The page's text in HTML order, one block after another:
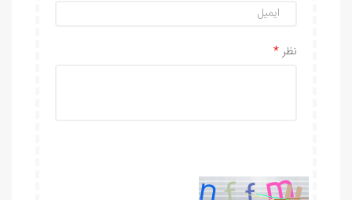
نظر